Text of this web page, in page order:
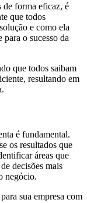
de forma eficaz, é
que todos
e como ela
o sucesso da
que todos saibam
resultando em
é fundamental.
os resultados que
áreas que
decisões mais
negócio.
sua empresa com